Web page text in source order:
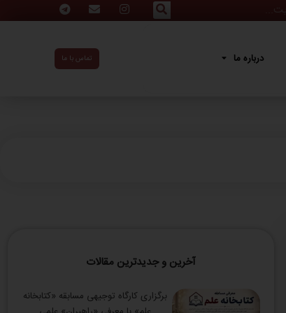
درباره ما تماس با ما
آخرین و جدیدترین مقالات
برگزاری کارگاه توجیهی مسابقه «کتابخانه